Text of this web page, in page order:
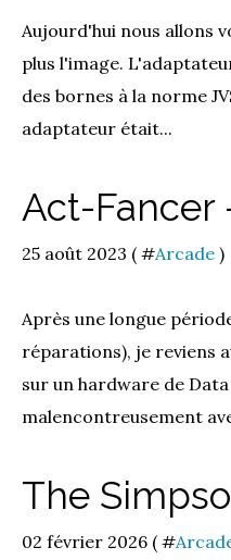
Aujourd'hui nous allons
plus l'image.
des bornes à la norme
adaptateur était...
Act-Fancer
25 août 2023 ( #Arcade )
Après une longue
réparations), je reviens
sur un hardware de
malencontreusement
The
02 février 2026 ( #